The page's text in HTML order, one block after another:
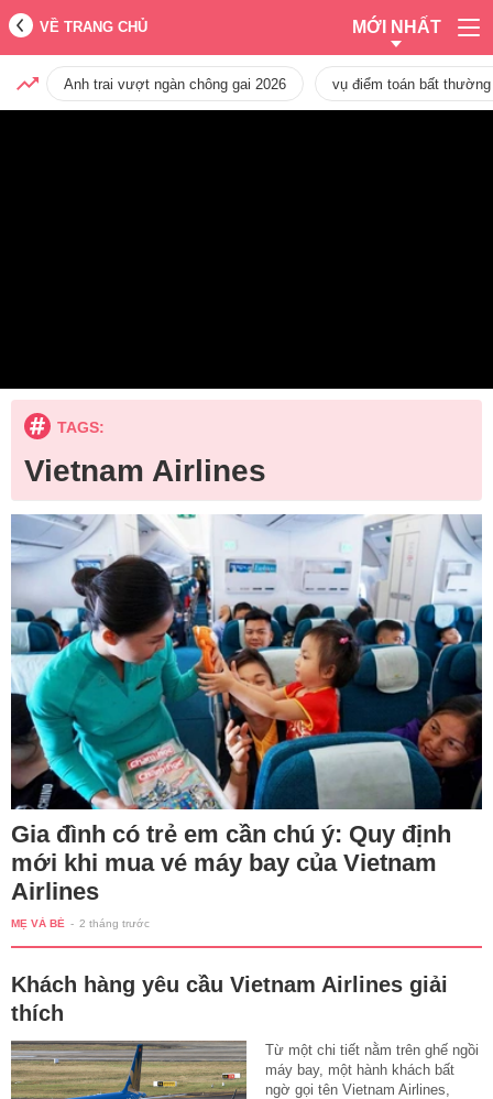
VỀ TRANG CHỦ MỚI NHẤT
Anh trai vượt ngàn chông gai 2026 vụ điểm toán bất
TAGS:
Vietnam Airlines
Gia đình có trẻ em cần chú ý: Quy định
mới khi mua vé máy bay của Vietnam
Airlines
MẸ VÀ BÉ - 2 tháng trước
Khách hàng yêu cầu Vietnam Airlines giải
thích
Từ một chi tiết nằm trên ghế ngồi
máy bay, một hành khách bất
ngờ gọi tên Vietnam Airlines,